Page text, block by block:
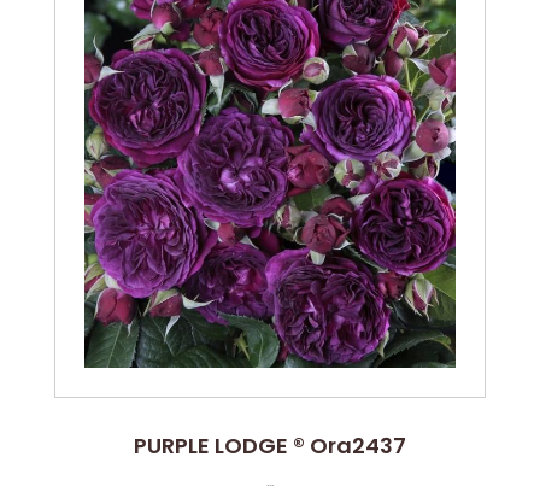
PURPLE LODGE ® Ora2437
...